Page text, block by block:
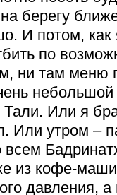
берегу
И потом,
по
ни там меню
Тали. Или я
Или утром –
из кофе-
давления, а